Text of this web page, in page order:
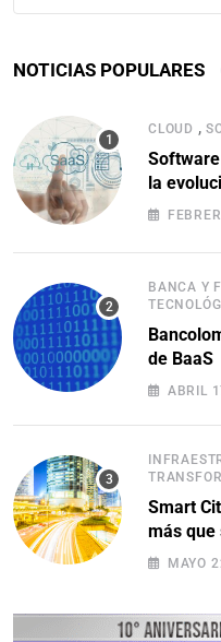
NOTICIAS POPULARES
CLOUD ,
la
BANCA Y
de BaaS
ABRIL
Smart
más que
MAYO